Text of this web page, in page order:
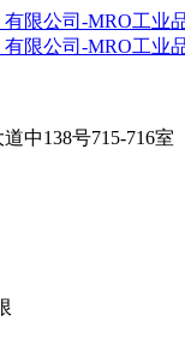
中138号715-716室